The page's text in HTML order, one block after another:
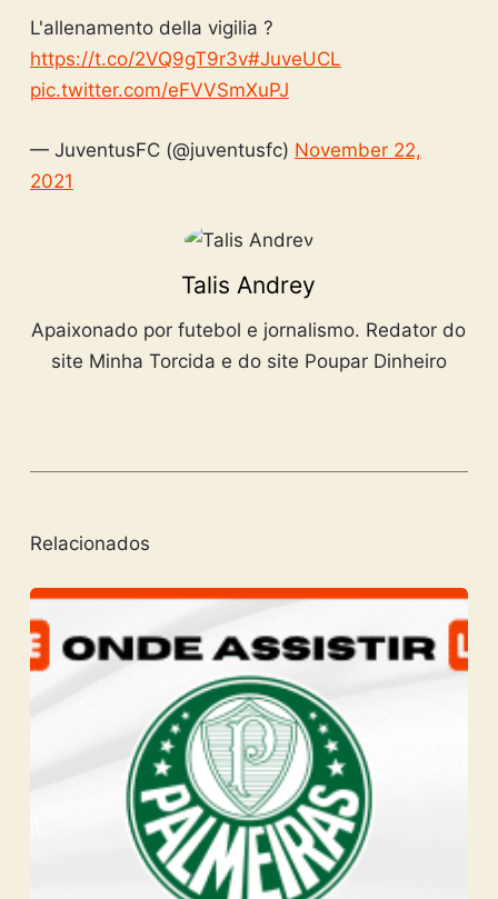
L'allenamento della vigilia ?
https://t.co/2VQ9gT9r3v#JuveUCL
pic.twitter.com/eFVVSmXuPJ
— JuventusFC (@juventusfc) November 22,
2021
Talis Andrey
Apaixonado por futebol e jornalismo. Redator do
site Minha Torcida e do site Poupar Dinheiro
Relacionados